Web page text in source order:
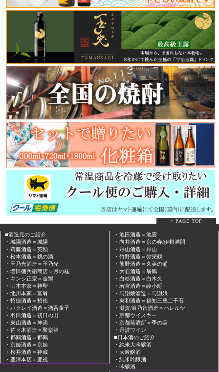
↑ PAGE TOP
■酒造元のご紹介
・城陽酒造＝城陽
・齊藤酒造＝英勲
・松本酒造＝桃の滴
・玉乃光酒造＝玉乃光
・増田徳兵衛商店＝月の桂
・キンシ正宗＝金鵄
・山本本家＝神聖
・北川本家＝富翁
・招徳酒造＝招徳
・ハクレイ酒造＝酒呑童子
・羽田酒造＝初日の出
・東山酒造＝坤滴
・佐々木酒造＝聚楽第
・都鶴酒造＝都鶴
・京姫酒造＝京姫
・松井酒造＝神蔵
・豊澤本店＝豊祝
・池田酒造＝池雲
・向井酒造＝京の春/伊根満開
・丹山酒造＝丹山
・竹野酒造＝弥栄鶴
・熊野酒造＝久美の浦
・大石酒造＝翁鶴
・白杉酒造＝白木久
・若宮酒造＝綾小町
・与謝娘酒造＝与謝娘
・東和酒造＝福知三萬二千石
・滋賀/浪乃音酒造＝ハレルヤ
・京都ウイスキー
・京都蒸溜所＝季の美
・丹波ワイン
■日本酒のご紹介
・純米大吟醸酒
・大吟醸酒
・純米吟醸酒
・吟醸酒